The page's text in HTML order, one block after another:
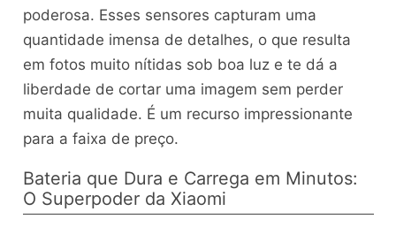
poderosa. Esses sensores capturam uma
quantidade imensa de detalhes, o que resulta
em fotos muito nítidas sob boa luz e te dá a
liberdade de cortar uma imagem sem perder
muita qualidade. É um recurso impressionante
para a faixa de preço.
Bateria que Dura e Carrega em Minutos:
O Superpoder da Xiaomi